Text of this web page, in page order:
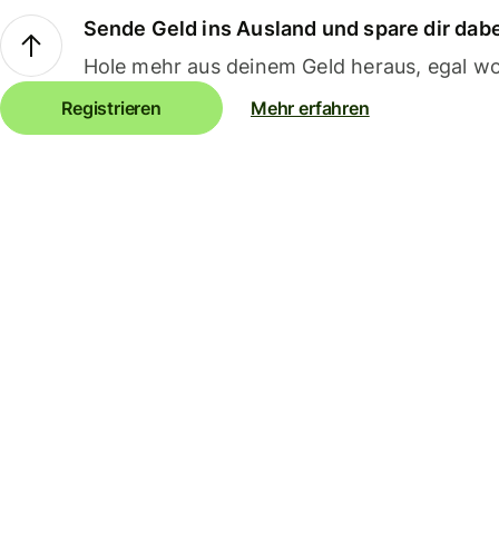
Sende Geld ins Ausland und spare dir
Hole mehr aus deinem Geld heraus, egal
Registrieren Mehr erfahren